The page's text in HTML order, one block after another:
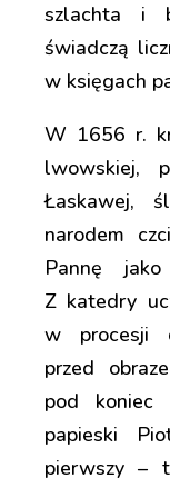
szlachta i
świadczą
w księgach
W 1656 r.
lwowskiej,
Łaskawej,
narodem
Pannę
Z katedry
w procesji
przed
pod koniec
papieski
pierwszy –